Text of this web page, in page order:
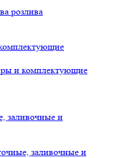
розлива
и комплектующие
заливочные и
заливочные и